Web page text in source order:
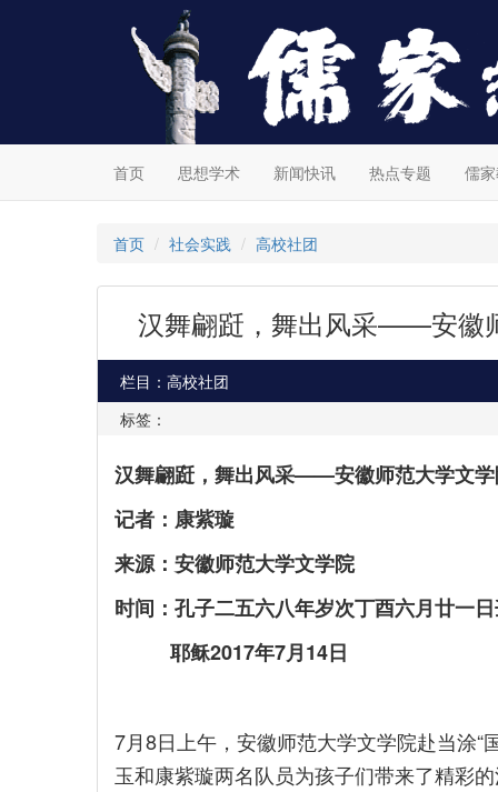
首页 思想学术 新闻快讯 热点专题 儒
首页 社会实践 高校社团
汉舞翩跹，舞出风采——安徽
栏目：高校社团
标签：
汉舞翩跹，舞出风采——安徽师范大学文
记者：康紫璇
来源：安徽师范大学文学院
时间：孔子二五六八年岁次丁酉六月廿一
耶稣2017年7月14日
7月8日上午，安徽师范大学文学院赴当涂“
玉和康紫璇两名队员为孩子们带来了精彩